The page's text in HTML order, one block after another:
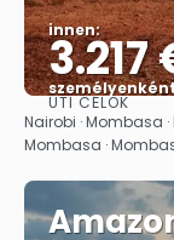
innen:
3.217
ÚTI CÉLOK
Nairobi · Mombasa
Mombasa ·